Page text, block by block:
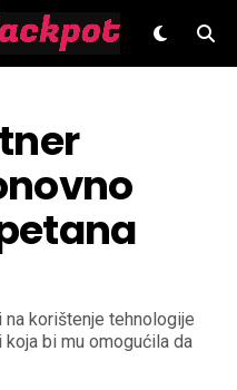
na korištenje tehnologije
bi mu omogućila da